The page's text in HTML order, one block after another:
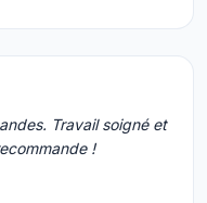
Travail soigné et
!